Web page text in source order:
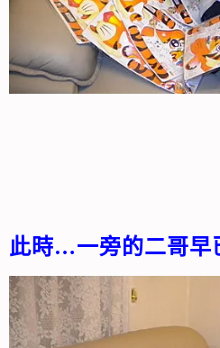
此時…一旁的二哥早